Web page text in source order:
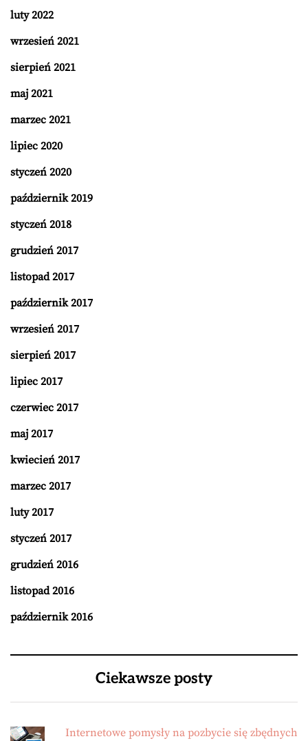
luty 2022
wrzesień 2021
sierpień 2021
maj 2021
marzec 2021
lipiec 2020
styczeń 2020
październik 2019
styczeń 2018
grudzień 2017
listopad 2017
październik 2017
wrzesień 2017
sierpień 2017
lipiec 2017
czerwiec 2017
maj 2017
kwiecień 2017
marzec 2017
luty 2017
styczeń 2017
grudzień 2016
listopad 2016
październik 2016
Ciekawsze posty
Internetowe pomysły na pozbycie się zbędnych